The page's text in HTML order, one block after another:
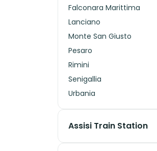
Falconara Marittima
Lanciano
Monte San Giusto
Pesaro
Rimini
Senigallia
Urbania
Assisi Train Station